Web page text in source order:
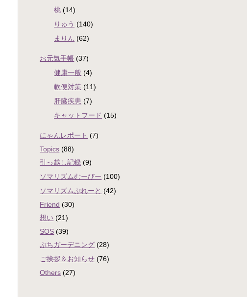
桃 (14)
りゅう (140)
まりん (62)
お元気手帳 (37)
健康一般 (4)
軟便対策 (11)
肝臓疾患 (7)
キャットフード (15)
にゃんレポート (7)
Topics (88)
引っ越し記録 (9)
ソマリズムむーびー (100)
ソマリズムぷれーと (42)
Friend (30)
想い (21)
SOS (39)
ぷちガーデニング (28)
ご挨拶＆お知らせ (76)
Others (27)